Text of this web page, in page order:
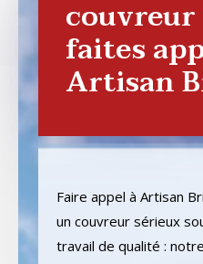
faites
Artisan
Faire appel à Artisan
un couvreur sérieux
travail de qualité :